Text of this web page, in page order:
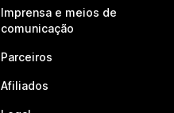
Imprensa e meios de
comunicação
Parceiros
Afiliados